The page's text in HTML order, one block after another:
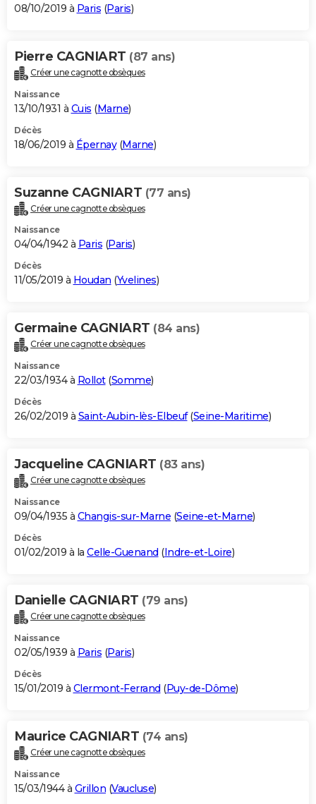
08/10/2019 à Paris (Paris)
Pierre CAGNIART (87 ans)
Créer une cagnotte obsèques
Naissance
13/10/1931 à Cuis (Marne)
Décès
18/06/2019 à Épernay(Marne)
Suzanne CAGNIART (77 ans)
Créer une cagnotte obsèques
Naissance
04/04/1942 à Paris (Paris)
Décès
11/05/2019 à Houdan (Yvelines)
Germaine CAGNIART (84 ans)
Créer une cagnotte obsèques
Naissance
22/03/1934 à Rollot(Somme)
Décès
26/02/2019 à Saint-Aubin-lès-Elbeuf(Seine-Maritime)
Jacqueline CAGNIART (83 ans)
Créer une cagnotte obsèques
Naissance
09/04/1935 à Changis-sur-Marne (Seine-et-Marne)
Décès
01/02/2019 à la Celle-Guenand (Indre-et-Loire)
Danielle CAGNIART (79 ans)
Créer une cagnotte obsèques
Naissance
02/05/1939 à Paris (Paris)
Décès
15/01/2019 à Clermont-Ferrand (Puy-de-Dôme)
Maurice CAGNIART (74 ans)
Créer une cagnotte obsèques
Naissance
15/03/1944 à Grillon (Vaucluse)